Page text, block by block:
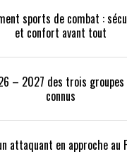
sports de combat :
et confort avant tout
– 2027 des trois groupes
connus
attaquant en approche au